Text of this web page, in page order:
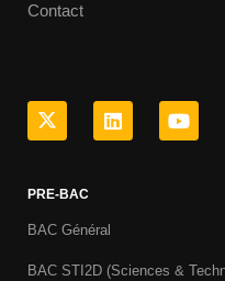
Contact
PRE-BAC
BAC Général
BAC STI2D (Sciences &